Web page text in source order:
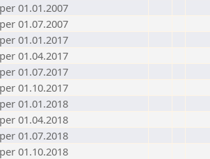
01.01.2007
01.07.2007
01.01.2017
01.04.2017
01.07.2017
01.10.2017
01.01.2018
01.04.2018
01.07.2018
01.10.2018